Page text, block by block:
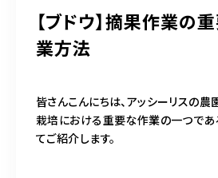
【ブドウ】摘果作業の
業方法
皆さんこんにちは、アッシーリスの農
栽培における重要な作業の一つであ
てご紹介します。